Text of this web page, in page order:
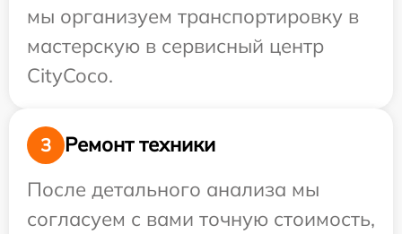
мы организуем транспортировку в
мастерскую в сервисный центр
CityCoco.
3
Ремонт техники
После детального анализа мы
согласуем с вами точную стоимость,